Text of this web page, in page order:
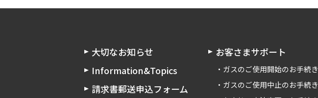
大切なお知らせ
Information&Topics
請求書郵送申込フォーム
お客さまサポート
ガスのご使用開始のお手続き
ガスのご使用中止のお手続き